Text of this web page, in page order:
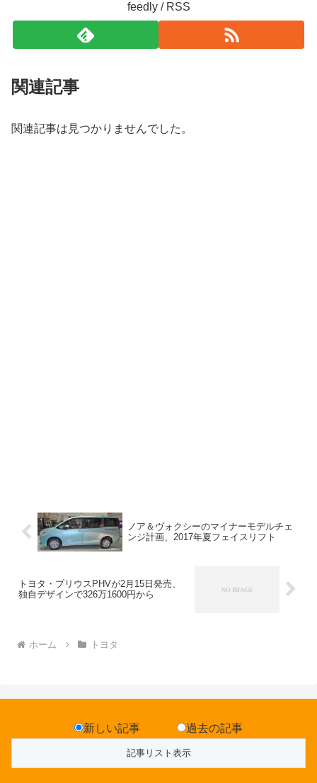
feedly / RSS
関連記事
関連記事は見つかりませんでした。
ノア＆ヴォクシーのマイナーモデルチェ
ンジ計画、2017年夏フェイスリフト
トヨタ・プリウスPHVが2月15日発売、
独自デザインで326万1600円から
ホーム トヨタ
新しい記事 過去の記事